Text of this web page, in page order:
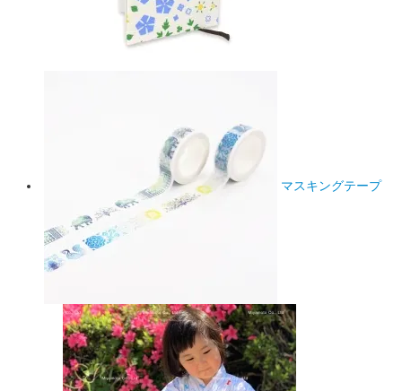
マスキングテープ